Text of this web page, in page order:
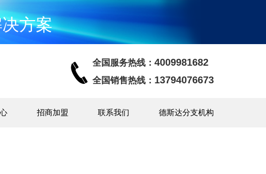
方案
全国服务热线： 4009981682
全国销售热线： 13794076673
招商加盟 联系我们 德斯达分支机构